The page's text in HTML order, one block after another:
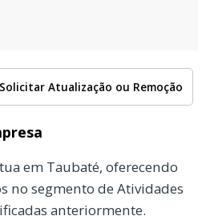
Solicitar Atualização ou Remoção
em Taubaté, oferecendo
no segmento de Atividades
anteriormente.